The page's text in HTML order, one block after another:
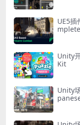
UE5
Unity
Kit
Unity